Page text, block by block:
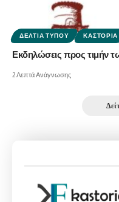
ΔΕΛΤΊΑ ΤΎΠΟΥ ΚΑΣΤΟΡΙΆ
Εκδηλώσεις προς τιμήν
2 Λεπτά Ανάγνωσης